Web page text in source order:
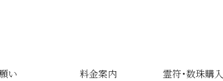
い 料金案内 霊符・数珠購入